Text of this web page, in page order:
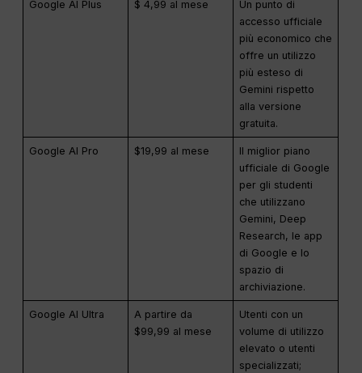
Google AI Plus $ 4,99 al mese
Un punto di
accesso ufficiale
più economico che
offre un utilizzo
più esteso di
Gemini rispetto
alla versione
gratuita.
Google AI Pro $19,99 al mese
Il miglior piano
ufficiale di Google
per gli studenti
che utilizzano
Gemini, Deep
Research, le app
di Google e lo
spazio di
archiviazione.
Google AI Ultra
A partire da
$99,99 al mese
Utenti con un
volume di utilizzo
elevato o utenti
specializzati;